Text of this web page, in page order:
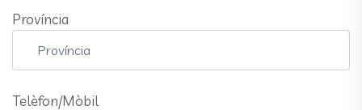
Província
Telèfon/Mòbil